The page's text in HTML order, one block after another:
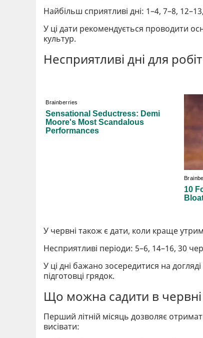
Найбільш сприятливі дні: 1–4, 7–8,
У ці дати рекомендується проводити
культур.
Несприятливі дні для
У червні також є дати, коли краще
Несприятливі періоди: 5–6, 14–16, 30
У ці дні бажано зосередитися на
підготовці грядок.
Що можна садити в червні
Перший літній місяць дозволяє
висівати: